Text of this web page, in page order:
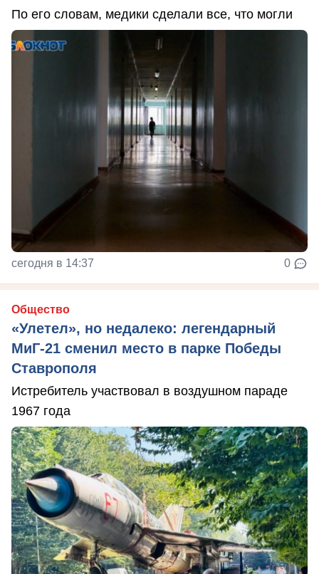
По его словам, медики сделали все, что могли
сегодня в 14:37 0
Общество
«Улетел», но недалеко: легендарный
МиГ-21 сменил место в парке Победы
Ставрополя
Истребитель участвовал в воздушном параде
1967 года